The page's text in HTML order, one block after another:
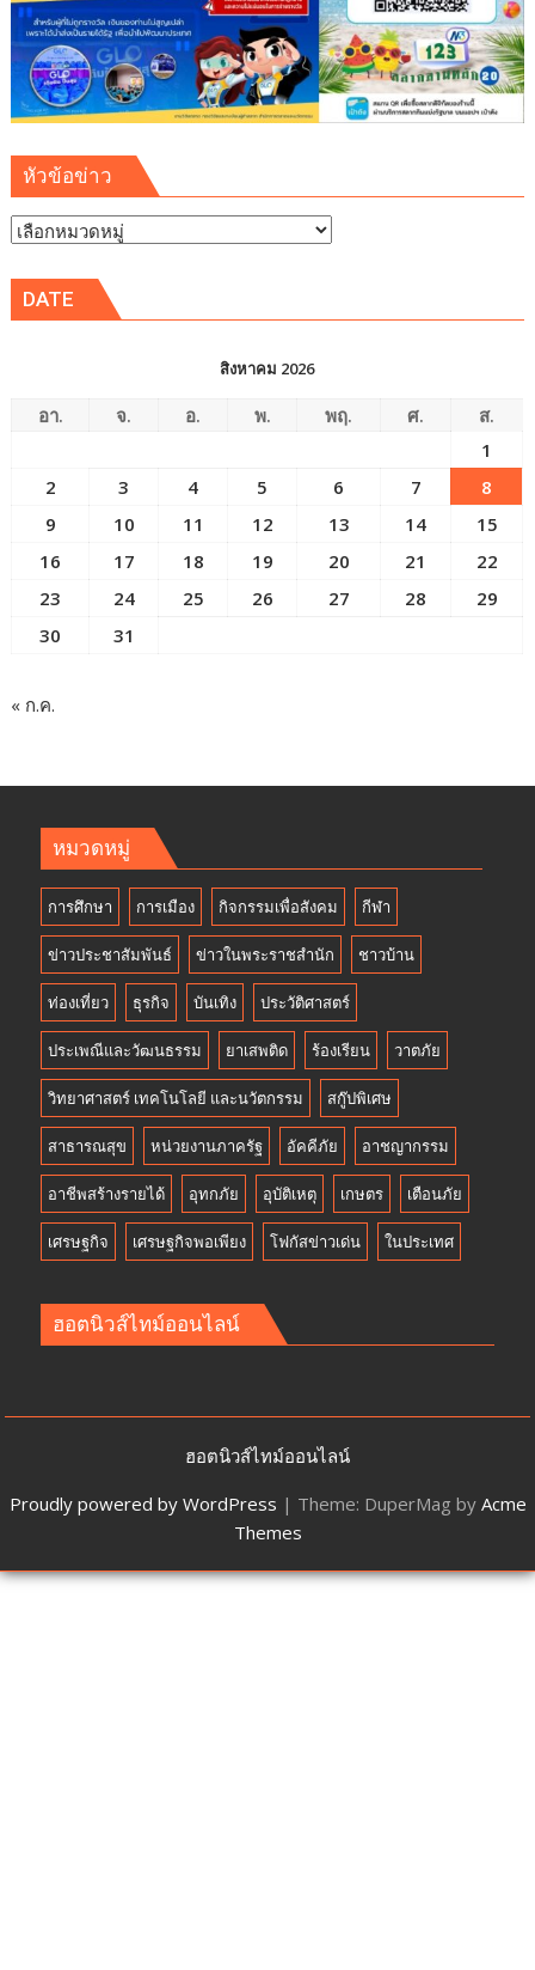
หัวข้อข่าว
หัวข้อ
DATE
สิงหาคม 2026
อา. จ. อ. พ. พฤ. ศ.
ส.
1
2
3 4 5 6 7
8
9
10 11 12 13 14
15
16
17 18 19 20 21
22
23
24 25 26 27 28
29
30
31
« ก.ค.
หมวดหมู่
การศึกษา การเมือง กิจกรรมเพื่อสังคม กีฬา
ข่าวประชาสัมพันธ์ ข่าวในพระราชสำนัก ชาวบ้าน
ท่องเที่ยว ธุรกิจ บันเทิง ประวัติศาสตร์
ประเพณีและวัฒนธรรม ยาเสพติด ร้องเรียน วาตภัย
วิทยาศาสตร์ เทคโนโลยี และนวัตกรรม สกู๊ปพิเศษ
สาธารณสุข หน่วยงานภาครัฐ อัคคีภัย อาชญากรรม
อาชีพสร้างรายได้ อุทกภัย อุบัติเหตุ เกษตร เตือนภัย
เศรษฐกิจ เศรษฐกิจพอเพียง โฟกัสข่าวเด่น ในประเทศ
ฮอตนิวส์ไทม์ออนไลน์
ฮอตนิวส์ไทม์ออนไลน์
Proudly powered by WordPress | Theme: DuperMag by Acme
Themes